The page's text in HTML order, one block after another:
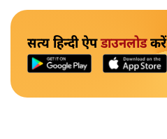
सत्य हिन्दी ऐपडाउनलोडकरें